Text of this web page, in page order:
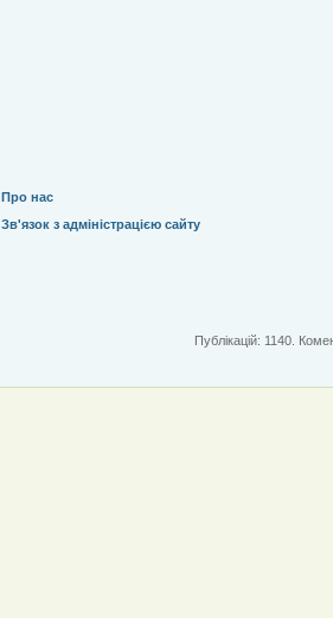
Про нас
Зв'язок з адміністрацією сайту
Публікацій: 1140.